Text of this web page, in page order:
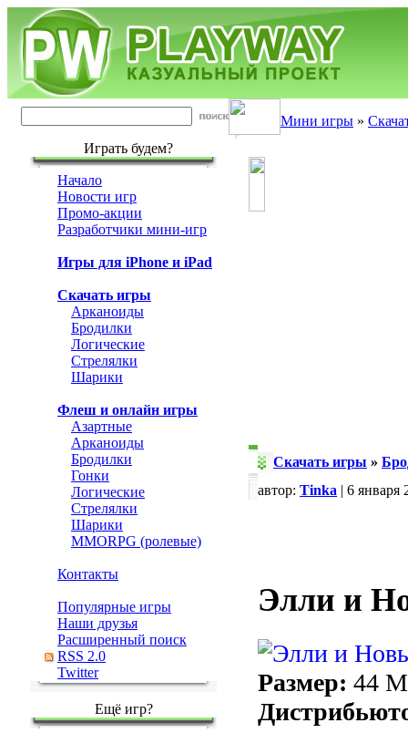
Мини игры »
Играть будем?
Начало
Новости игр
Промо-акции
Разработчики мини-игр
Игры для iPhone и iPad
Скачать игры
Арканоиды
Бродилки
Логические
Стрелялки
Шарики
Флеш и онлайн игры
Азартные
Арканоиды
Бродилки
Гонки
Логические
Стрелялки
Шарики
MMORPG (ролевые)
Контакты
Популярные игры
Наши друзья
Расширенный поиск
RSS 2.0
Twitter
Ещё игр?
Скачать игры »
автор: Tinka | 6 января
Элли и
Размер: 44